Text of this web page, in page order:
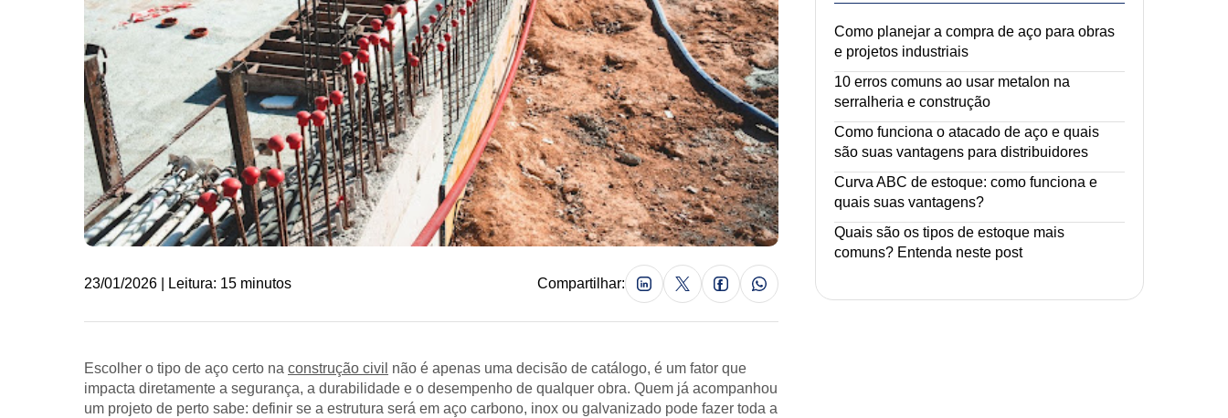
23/01/2026 | Leitura: 15 minutos Compartilhar:
Escolher o tipo de aço certo na construção civil não é apenas uma decisão de catálogo, é um fator que
impacta diretamente a segurança, a durabilidade e o desempenho de qualquer obra. Quem já acompanhou
um projeto de perto sabe: definir se a estrutura será em aço carbono, inox ou galvanizado pode fazer toda a
Como planejar a compra de aço para obras
e projetos industriais
10 erros comuns ao usar metalon na
serralheria e construção
Como funciona o atacado de aço e quais
são suas vantagens para distribuidores
Curva ABC de estoque: como funciona e
quais suas vantagens?
Quais são os tipos de estoque mais
comuns? Entenda neste post